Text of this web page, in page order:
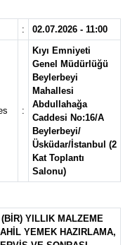
: 02.07.2026 - 11:00
:
Kıyı Emniyeti
Genel Müdürlüğü
Beylerbeyi
Mahallesi
Abdullahağa
Caddesi No:16/A
Beylerbeyi/
Üsküdar/İstanbul (2
Kat Toplantı
Salonu)
YILLIK MALZEME
YEMEK HAZIRLAMA,